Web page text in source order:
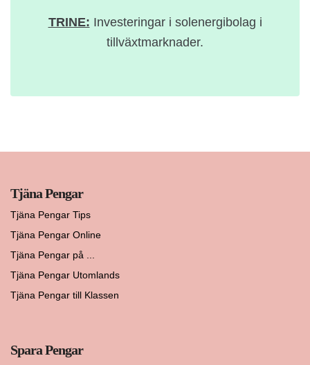
TRINE: Investeringar i solenergibolag i
tillväxtmarknader.
Tjäna Pengar
Tjäna Pengar Tips
Tjäna Pengar Online
Tjäna Pengar på ...
Tjäna Pengar Utomlands
Tjäna Pengar till Klassen
Spara Pengar